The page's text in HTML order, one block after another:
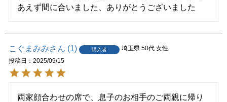
あえず間に合いました、ありがとうございました
こぐまみみ 1 購入者 埼玉県 50代 女性
投稿日
2025/09/15
両家顔合わせの席で、息子のお相手のご両親に帰り